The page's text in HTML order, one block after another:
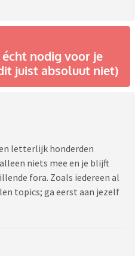
nodig voor je
juist absoluut niet)
letterlijk honderden
niets mee en je blijft
fora. Zoals iedereen al
topics; ga eerst aan jezelf